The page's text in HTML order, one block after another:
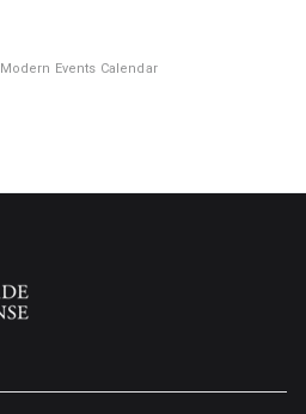
Modern Events Calendar